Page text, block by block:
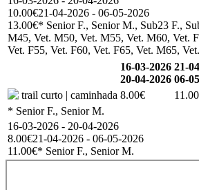
10.00€21-04-2026 - 06-05-2026
13.00€* Senior F., Senior M., Sub23 F.,
M45, Vet. M50, Vet. M55, Vet. M60, Vet.
Vet. F55, Vet. F60, Vet. F65, Vet. M65,
16-03-2026
20-04-2026
21-
06-
trail curto | caminhada 8.00€
* Senior F., Senior M.
16-03-2026 - 20-04-2026
8.00€21-04-2026 - 06-05-2026
11.00€* Senior F., Senior M.